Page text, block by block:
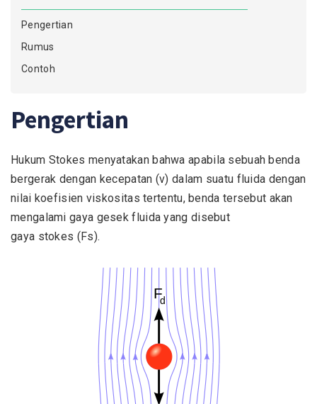
Pengertian
Rumus
Contoh
Pengertian
Hukum Stokes menyatakan bahwa apabila sebuah benda
bergerak dengan kecepatan (v) dalam suatu fluida dengan
nilai koefisien viskositas tertentu, benda tersebut akan
mengalami gaya gesek fluida yang disebut
gaya stokes (Fs).